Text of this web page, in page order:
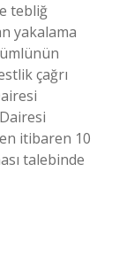
tebliğ
yakalama
çağrı
itibaren 10
talebinde